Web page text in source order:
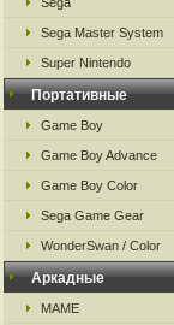
Sega Master System
Super Nintendo
Портативные
Game Boy
Game Boy Advance
Game Boy Color
Sega Game Gear
WonderSwan / Color
Аркадные
MAME